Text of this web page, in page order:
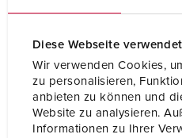
Diese Webseite
Wir verwenden Cookies,
zu personalisieren,
anbieten zu können und
Website zu analysieren.
Informationen zu Ihrer